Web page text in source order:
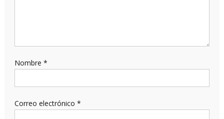
Nombre *
Correo electrónico *